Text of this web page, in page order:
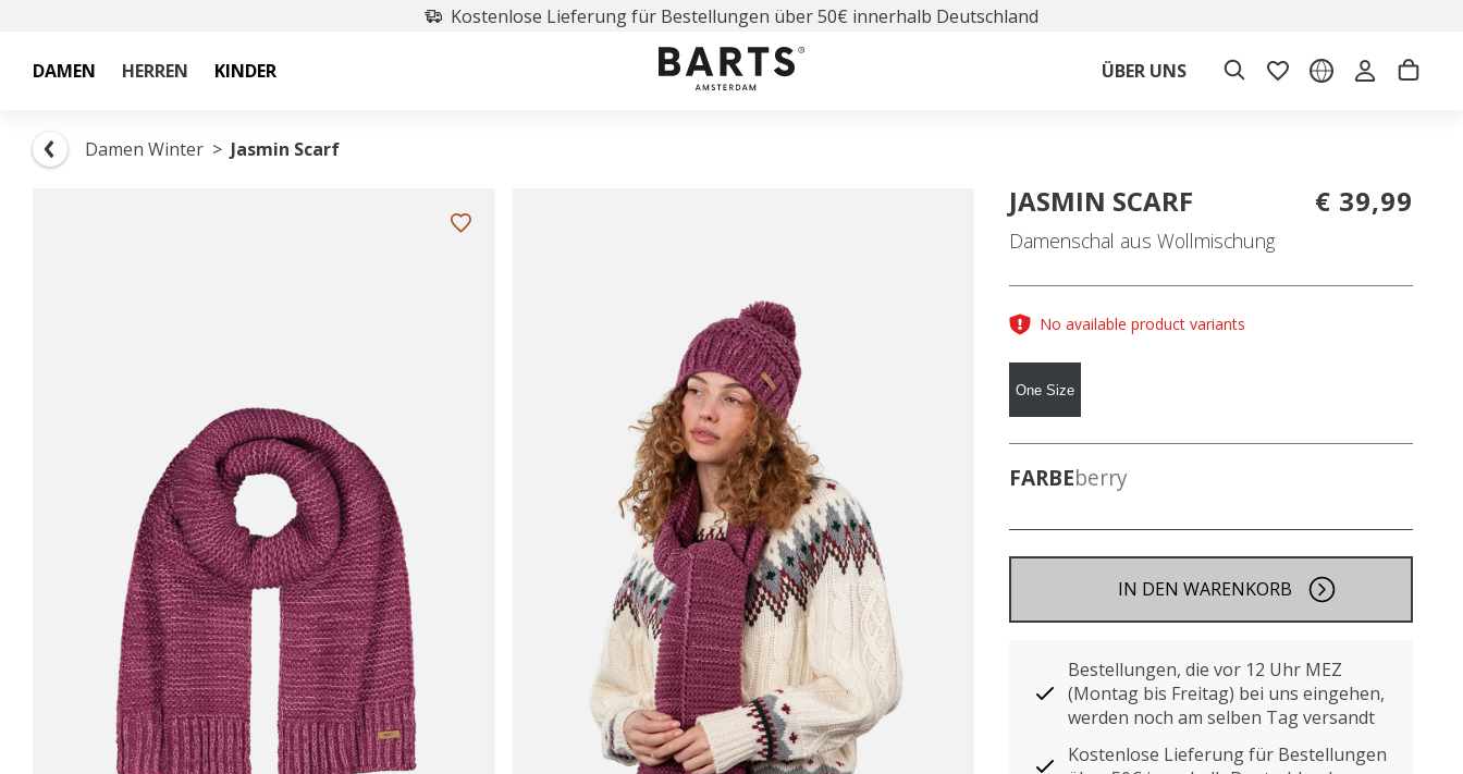
Kostenlose Lieferung für Bestellungen über 50€ innerhalb Deutschland
DAMEN HERREN KINDER ÜBER UNS
Damen Winter Jasmin Scarf
JASMIN SCARF
Damenschal aus Wollmischung
€ 39,99
No available product variants
One Size
FARBEberry
IN DEN WARENKORB
Bestellungen, die vor 12 Uhr MEZ
(Montag bis Freitag) bei uns eingehen,
werden noch am selben Tag versandt
Kostenlose Lieferung für Bestellungen